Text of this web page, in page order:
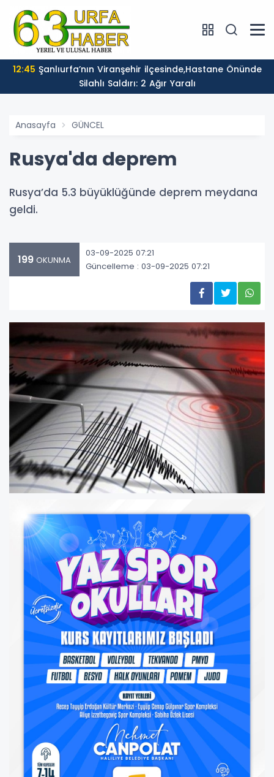
12:45
Silahlı Saldırı: 2 Ağır Yaralı
Anasayfa GÜNCEL
Rusya'da deprem
Rusya’da 5.3 büyüklüğünde deprem meydana
geldi.
199 OKUNMA
03-09-2025 07:21
Güncelleme : 03-09-2025 07:21